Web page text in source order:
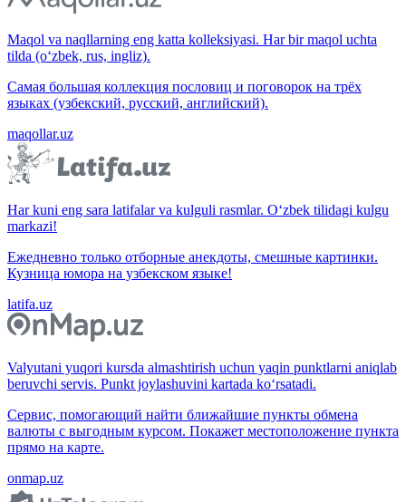
Maqol va naqllarning eng katta kolleksiyasi. Har bir maqol uchta
tilda (o‘zbek, rus, ingliz).
Самая большая коллекция пословиц и поговорок на трёх
языках (узбекский, русский, английский).
maqollar.uz
Har kuni eng sara latifalar va kulguli rasmlar. O‘zbek tilidagi kulgu
markazi!
Ежедневно только отборные анекдоты, смешные картинки.
Кузница юмора на узбекском языке!
latifa.uz
Valyutani yuqori kursda almashtirish uchun yaqin punktlarni aniqlab
beruvchi servis. Punkt joylashuvini kartada ko‘rsatadi.
Сервис, помогающий найти ближайшие пункты обмена
валюты с выгодным курсом. Покажет местоположение пункта
прямо на карте.
onmap.uz